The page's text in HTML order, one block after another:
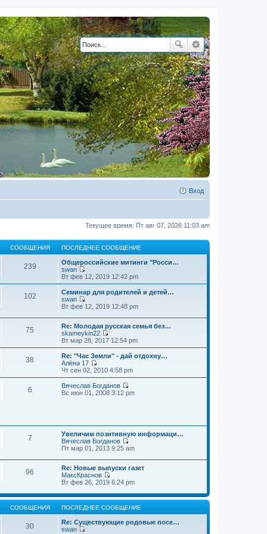
Вход
Текущее время: Пт авг 07, 2026 11:03 am
СООБЩЕНИЯ ПОСЛЕДНЕЕ СООБЩЕНИЕ
239
Общероссийские митинги "Росси…
swan
П
е
р
е
й
т
и
к
п
о
с
л
е
д
м
у
б
щ
е
н
ю
Вт фев 12, 2019 12:42 pm
102
Семинар для родителей и детей…
swan
П
р
е
й
т
и
к
п
о
с
л
е
у
с
о
о
щ
е
н
и
Вт фев 12, 2019 12:48 pm
75
Re: Молодая русская семья без…
skameykin22
П
е
р
е
й
к
п
е
д
н
е
у
с
о
о
щ
н
ю
Вт мар 28, 2017 12:54 pm
38
Re: "Час Земли" - дай отдохну…
Алёна 17
П
е
р
е
й
п
о
с
л
д
н
е
м
с
о
о
щ
Чт сен 02, 2010 4:58 pm
6
Вячеслав Богданов
П
т
и
п
л
д
е
м
у
с
Вс июн 01, 2008 3:12 pm
7
Увеличим позитивную информаци…
Вячеслав Богданов
П
р
е
т
к
п
о
л
Пт мар 01, 2013 9:25 am
96
Re: Новые выпуски газет
МаксКраснов
П
р
е
й
т
и
Вт фев 26, 2019 6:24 pm
СООБЩЕНИЯ ПОСЛЕДНЕЕ СООБЩЕНИЕ
30
Re: Существующие родовые посе…
swan